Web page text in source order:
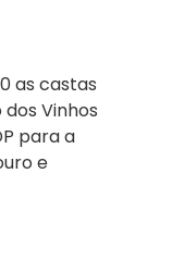
as castas
Vinhos
para a
e